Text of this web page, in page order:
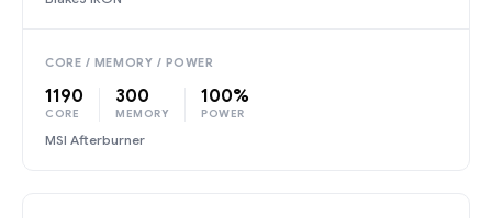
CORE / MEMORY / POWER
1190
CORE
300
MEMORY
100%
POWER
MSI Afterburner